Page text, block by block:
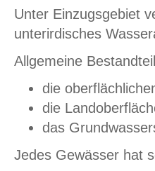
Unter Einzugsgebiet
unterirdisches
Allgemeine
die
die
das
Jedes Gewässer hat